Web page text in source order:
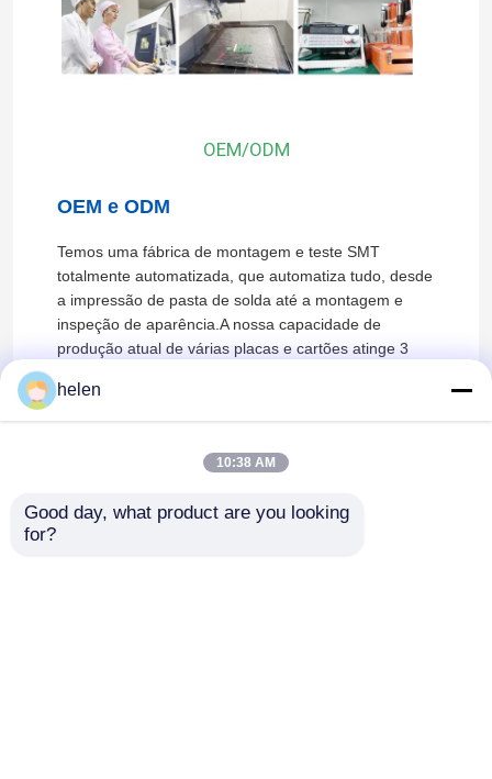
Submeter
OEM/ODM
OEM e ODM
Temos uma fábrica de montagem e teste SMT
totalmente automatizada, que automatiza tudo, desde
a impressão de pasta de solda até a montagem e
inspeção de aparência.A nossa capacidade de
produção atual de várias placas e cartões atinge 3
de 50 empregados, incluindo mais de 15 técnicos de
investigação e desenvolvimento e engenharia.
helen
10:38 AM
Good day, what product are you looking
for?